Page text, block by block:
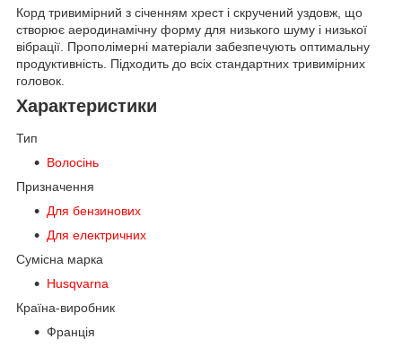
Корд тривимірний з січенням хрест і скручений уздовж, що
створює аеродинамічну форму для низького шуму і низької
вібрації. Прополімерні матеріали забезпечують оптимальну
продуктивність. Підходить до всіх стандартних тривимірних
головок.
Характеристики
Тип
Волосінь
Призначення
Для бензинових
Для електричних
Сумісна марка
Husqvarna
Країна-виробник
Франція